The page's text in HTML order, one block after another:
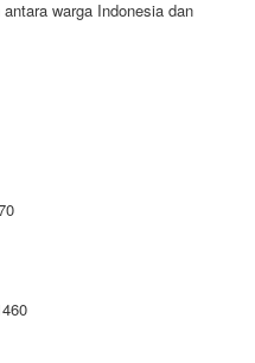
warga Indonesia dan